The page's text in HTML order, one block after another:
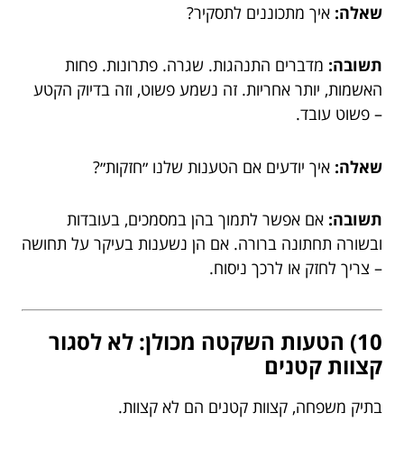
שאלה: איך מתכוננים לתסקיר?
תשובה: מדברים התנהגות. שגרה. פתרונות. פחות
האשמות, יותר אחריות. זה נשמע פשוט, וזה בדיוק הקטע
– פשוט עובד.
שאלה: איך יודעים אם הטענות שלנו ״חזקות״?
תשובה: אם אפשר לתמוך בהן במסמכים, בעובדות
ובשורה תחתונה ברורה. אם הן נשענות בעיקר על תחושה
– צריך לחזק או לרכך ניסוח.
10) הטעות השקטה מכולן: לא לסגור
קצוות קטנים
בתיק משפחה, קצוות קטנים הם לא קצוות.